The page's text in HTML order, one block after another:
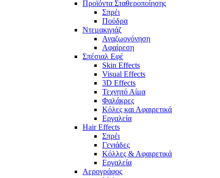
Προϊόντα Σταθεροποίησης
Σπρέι
Πούδρα
Ντεμακιγιάζ
Αναζωογόνηση
Αφαίρεση
Σπέσιαλ Εφέ
Skin Effects
Visual Effects
3D Effects
Τεχνητό Αίμα
Φαλάκρες
Κόλες και Αφαιρετικά
Εργαλεία
Hair Effects
Σπρέι
Γενιάδες
Κόλλες & Αφαιρετικά
Εργαλεία
Αερογράφος